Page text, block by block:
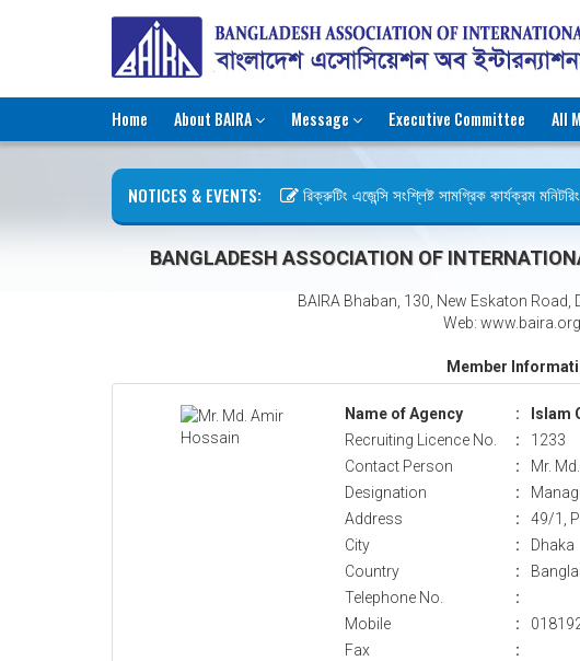
Home About BAIRA Message Executive Committee All
NOTICES & EVENTS: রিক্রুটিং এজেন্সি সংশ্লিষ্ট সামগ্রিক কার্যক্রম মনিটরিং
BANGLADESH ASSOCIATION OF
BAIRA Bhaban, 130, New Eskaton Road,
Web:
Member
Name of Agency :
Islam
Recruiting Licence No.
:
1233
Contact Person
:
Mr.
Designation
:
Address
:
49/1,
City
:
Dhaka
Country
:
Telephone No.
:
Mobile
:
Fax
: